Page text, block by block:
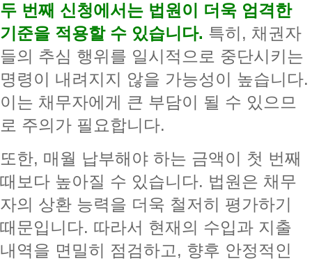
두 번째 신청에서는 법원이 더욱 엄격한
기준을 적용할 수 있습니다. 특히, 채권자
들의 추심 행위를 일시적으로 중단시키는
명령이 내려지지 않을 가능성이 높습니다.
이는 채무자에게 큰 부담이 될 수 있으므
로 주의가 필요합니다.
또한, 매월 납부해야 하는 금액이 첫 번째
때보다 높아질 수 있습니다. 법원은 채무
자의 상환 능력을 더욱 철저히 평가하기
때문입니다. 따라서 현재의 수입과 지출
내역을 면밀히 점검하고, 향후 안정적인